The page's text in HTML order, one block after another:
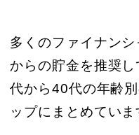
多くのファイナン
からの貯金を推奨
代から40代の年齢
ップにまとめていま